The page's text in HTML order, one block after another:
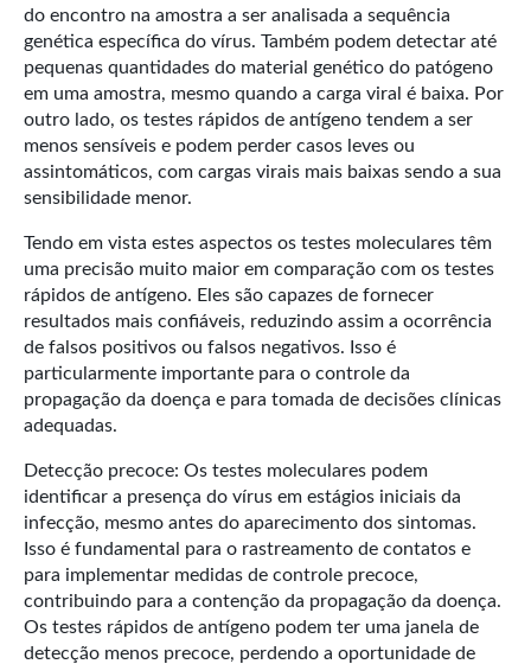
do encontro na amostra a ser analisada a sequência
genética específica do vírus. Também podem detectar até
pequenas quantidades do material genético do patógeno
em uma amostra, mesmo quando a carga viral é baixa. Por
outro lado, os testes rápidos de antígeno tendem a ser
menos sensíveis e podem perder casos leves ou
assintomáticos, com cargas virais mais baixas sendo a sua
sensibilidade menor.
Tendo em vista estes aspectos os testes moleculares têm
uma precisão muito maior em comparação com os testes
rápidos de antígeno. Eles são capazes de fornecer
resultados mais confiáveis, reduzindo assim a ocorrência
de falsos positivos ou falsos negativos. Isso é
particularmente importante para o controle da
propagação da doença e para tomada de decisões clínicas
adequadas.
Detecção precoce: Os testes moleculares podem
identificar a presença do vírus em estágios iniciais da
infecção, mesmo antes do aparecimento dos sintomas.
Isso é fundamental para o rastreamento de contatos e
para implementar medidas de controle precoce,
contribuindo para a contenção da propagação da doença.
Os testes rápidos de antígeno podem ter uma janela de
detecção menos precoce, perdendo a oportunidade de